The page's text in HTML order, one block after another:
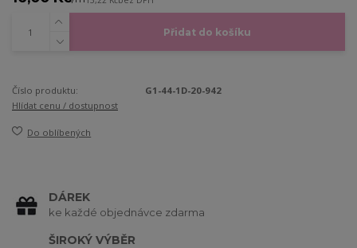
Přidat do košíku
Číslo produktu:
G1-44-1D-20-942
Hlídat cenu / dostupnost
Do oblíbených
DÁREK
ke každé objednávce zdarma
ŠIROKÝ VÝBĚR